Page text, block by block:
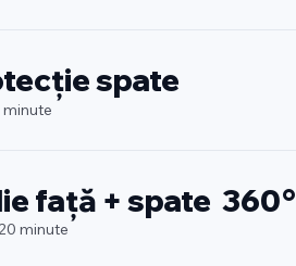
spate
față + spate 360°
minute